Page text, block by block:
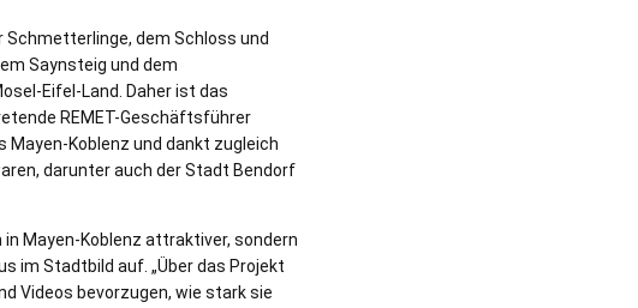
dem Schloss und
Saynsteig und dem
Eifel-Land. Daher ist das
REMET-Geschäftsführer
Koblenz und dankt zugleich
darunter auch der Stadt Bendorf
Mayen-Koblenz attraktiver, sondern
im Stadtbild auf. „Über das Projekt
Videos bevorzugen, wie stark sie